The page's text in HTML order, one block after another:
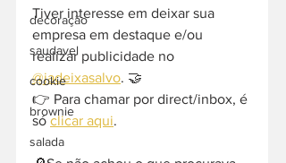
decoração
saudavel
cookie
brownie
salada
Tiver interesse em deixar sua
empresa em destaque e/ou
realizar publicidade no
@jadeixasalvo. 🤝
👉 Para chamar por direct/inbox, é
só clicar aqui.